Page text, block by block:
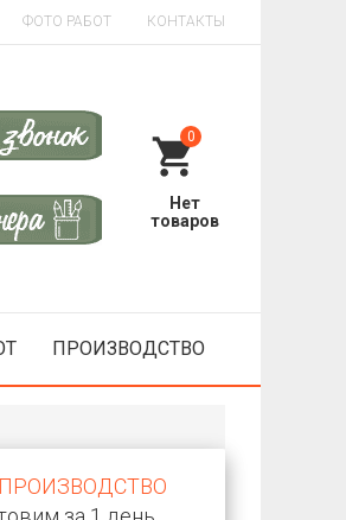
ФОТО РАБОТ КОНТАКТЫ
0
ПРОИЗВОДСТВО